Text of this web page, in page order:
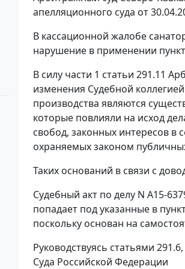
апелляционного суда от
В кассационной жалобе
нарушение в применении
В силу части 1 статьи 291.11
изменения Судебной
производства являются
которые повлияли на исход
свобод, законных интересов в
охраняемых законом
Таких оснований в связи с
Судебный акт по делу N А15-
попадает под указанные в
поскольку основан на
Руководствуясь статьями
Суда Российской Федерации